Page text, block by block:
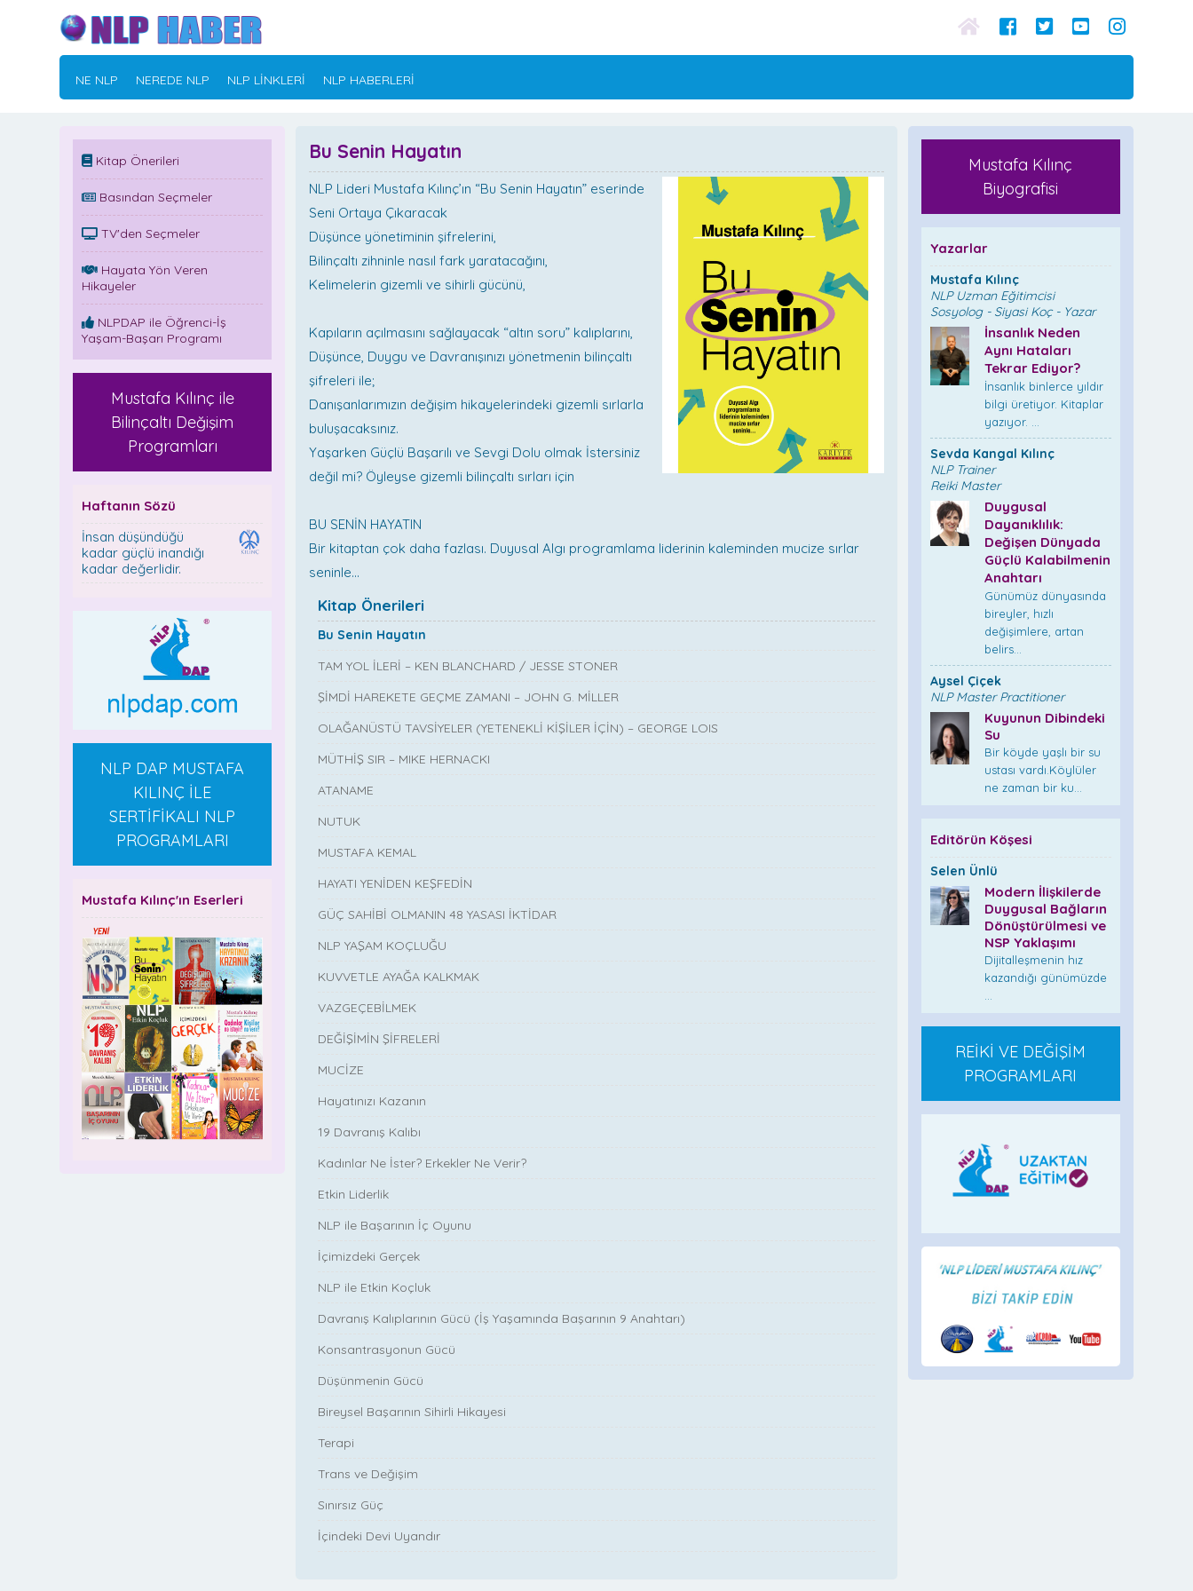
NE NLP NEREDE NLP NLP LİNKLERİ NLP HABERLERİ
Kitap Önerileri
Basından Seçmeler
TV'den Seçmeler
Hayata Yön Veren
Hikayeler
NLPDAP ile Öğrenci-İş
Yaşam-Başarı Programı
Mustafa Kılınç ile
Bilinçaltı Değişim
Programları
Haftanın Sözü
İnsan düşündüğü
kadar güçlü inandığı
kadar değerlidir.
NLP DAP MUSTAFA
KILINÇ İLE
SERTİFİKALI NLP
PROGRAMLARI
Mustafa Kılınç'ın Eserleri
Bu Senin Hayatın
NLP Lideri Mustafa Kılınç’ın “Bu Senin Hayatın” eserinde
Seni Ortaya Çıkaracak
Düşünce yönetiminin şifrelerini,
Bilinçaltı zihninle nasıl fark yaratacağını,
Kelimelerin gizemli ve sihirli gücünü,
Kapıların açılmasını sağlayacak “altın soru” kalıplarını,
Düşünce, Duygu ve Davranışınızı yönetmenin bilinçaltı
şifreleri ile;
Danışanlarımızın değişim hikayelerindeki gizemli sırlarla
buluşacaksınız.
Yaşarken Güçlü Başarılı ve Sevgi Dolu olmak İstersiniz
değil mi? Öyleyse gizemli bilinçaltı sırları için
BU SENİN HAYATIN
Bir kitaptan çok daha fazlası. Duyusal Algı programlama liderinin kaleminden mucize sırlar
seninle...
Kitap Önerileri
Bu Senin Hayatın
TAM YOL İLERİ – KEN BLANCHARD / JESSE STONER
ŞİMDİ HAREKETE GEÇME ZAMANI – JOHN G. MİLLER
OLAĞANÜSTÜ TAVSİYELER (YETENEKLİ KİŞİLER İÇİN) – GEORGE LOIS
MÜTHİŞ SIR – MIKE HERNACKI
ATANAME
NUTUK
MUSTAFA KEMAL
HAYATI YENİDEN KEŞFEDİN
GÜÇ SAHİBİ OLMANIN 48 YASASI İKTİDAR
NLP YAŞAM KOÇLUĞU
KUVVETLE AYAĞA KALKMAK
VAZGEÇEBİLMEK
DEĞİŞİMİN ŞİFRELERİ
MUCİZE
Hayatınızı Kazanın
19 Davranış Kalıbı
Kadınlar Ne İster? Erkekler Ne Verir?
Etkin Liderlik
NLP ile Başarının İç Oyunu
İçimizdeki Gerçek
NLP ile Etkin Koçluk
Davranış Kalıplarının Gücü (İş Yaşamında Başarının 9 Anahtarı)
Konsantrasyonun Gücü
Düşünmenin Gücü
Bireysel Başarının Sihirli Hikayesi
Terapi
Trans ve Değişim
Sınırsız Güç
İçindeki Devi Uyandır
Mustafa Kılınç
Biyografisi
Yazarlar
Mustafa Kılınç
NLP Uzman Eğitimcisi
Sosyolog - Siyasi Koç - Yazar
İnsanlık Neden
Aynı Hataları
Tekrar Ediyor?
İnsanlık binlerce yıldır
bilgi üretiyor. Kitaplar
yazıyor. ...
Sevda Kangal Kılınç
NLP Trainer
Reiki Master
Duygusal
Dayanıklılık:
Değişen Dünyada
Güçlü Kalabilmenin
Anahtarı
Günümüz dünyasında
bireyler, hızlı
değişimlere, artan
belirs...
Aysel Çiçek
NLP Master Practitioner
Kuyunun Dibindeki
Su
Bir köyde yaşlı bir su
ustası vardı.Köylüler
ne zaman bir ku...
Editörün Köşesi
Selen Ünlü
Modern İlişkilerde
Duygusal Bağların
Dönüştürülmesi ve
NSP Yaklaşımı
Dijitalleşmenin hız
kazandığı günümüzde
...
REİKİ VE DEĞİŞİM
PROGRAMLARI